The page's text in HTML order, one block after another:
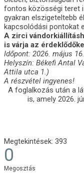
fontos közösségi teret
gyakran elszigeteltebb
kapcsolódási pontokat
A zirci
is várja az
Időpont: 2026. május
Helyszín: Békefi Antal
Attila utca 1.)
A részvétel ingyenes!
A foglalkozás után a
is, amely 2026.
Megtekintések: 393
0
Megosztás